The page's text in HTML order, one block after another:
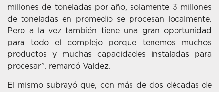
millones de toneladas por año, solamente 3 millones
de toneladas en promedio se procesan localmente.
Pero a la vez también tiene una gran oportunidad
para todo el complejo porque tenemos muchos
productos y muchas capacidades instaladas para
procesar”, remarcó Valdez.
El mismo subrayó que, con más de dos décadas de